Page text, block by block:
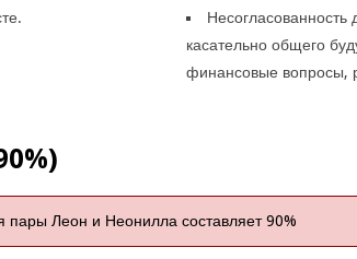
Несогласованность
касательно общего
финансовые вопросы,
пары Леон и Неонилла составляет 90%